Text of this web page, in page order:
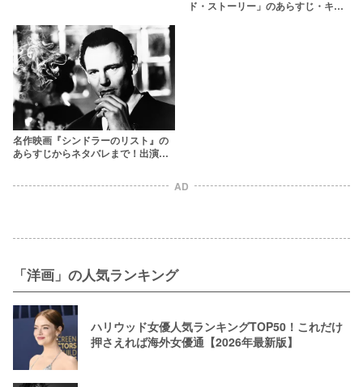
ド・ストーリー」のあらすじ・キャ
名作映画『シンドラーのリスト』の
あらすじからネタバレまで！出演者
AD
「洋画」の人気ランキング
ハリウッド女優人気ランキングTOP50！これだけ
押さえれば海外女優通【2026年最新版】